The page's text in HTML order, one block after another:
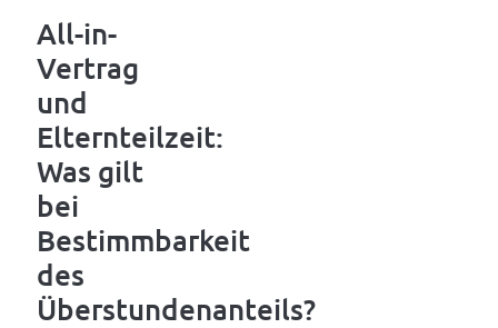
All-in-
Vertrag
und
Elternteilzeit:
Was gilt
bei
Bestimmbarkeit
des
Überstundenanteils?